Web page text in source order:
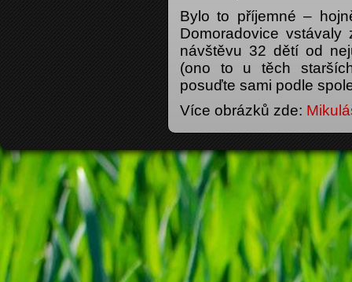
Bylo to příjemné –
Domoradovice vstávaly
návštěvu 32 dětí od
(ono to u těch
posuďte sami podle
Více obrázků zde: